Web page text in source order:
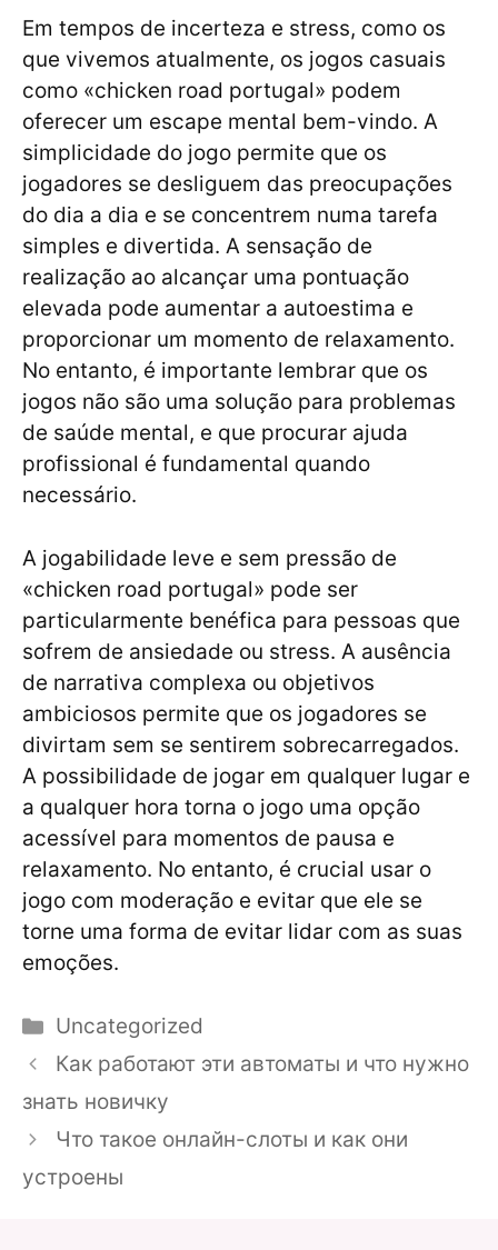
Em tempos de incerteza e stress, como os
que vivemos atualmente, os jogos casuais
como «chicken road portugal» podem
oferecer um escape mental bem-vindo. A
simplicidade do jogo permite que os
jogadores se desliguem das preocupações
do dia a dia e se concentrem numa tarefa
simples e divertida. A sensação de
realização ao alcançar uma pontuação
elevada pode aumentar a autoestima e
proporcionar um momento de relaxamento.
No entanto, é importante lembrar que os
jogos não são uma solução para problemas
de saúde mental, e que procurar ajuda
profissional é fundamental quando
necessário.
A jogabilidade leve e sem pressão de
«chicken road portugal» pode ser
particularmente benéfica para pessoas que
sofrem de ansiedade ou stress. A ausência
de narrativa complexa ou objetivos
ambiciosos permite que os jogadores se
divirtam sem se sentirem sobrecarregados.
A possibilidade de jogar em qualquer lugar e
a qualquer hora torna o jogo uma opção
acessível para momentos de pausa e
relaxamento. No entanto, é crucial usar o
jogo com moderação e evitar que ele se
torne uma forma de evitar lidar com as suas
emoções.
Categories
Uncategorized
Как работают эти автоматы и что нужно
знать новичку
Что такое онлайн-слоты и как они
устроены